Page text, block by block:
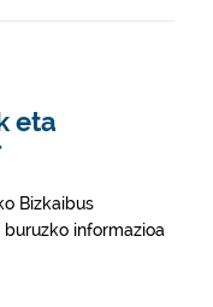
eta
Bizkaibus
informazioa